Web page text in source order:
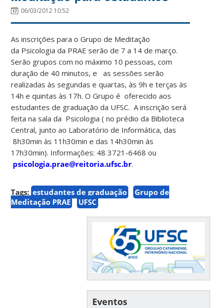
06/03/2012 10:52
As inscrições para o Grupo de Meditação
da Psicologia da PRAE serão de 7 a 14 de março.
Serão grupos com no máximo 10 pessoas, com
duração de 40 minutos, e as sessões serão
realizadas às segundas e quartas, às 9h e terças às
14h e quintas às 17h. O Grupo é oferecido aos
estudantes de graduação da UFSC. A inscrição será
feita na sala da Psicologia ( no prédio da Biblioteca
Central, junto ao Laboratório de Informática, das
8h30min às 11h30min e das 14h30min às
17h30min). Informações: 48 3721-6468 ou
psicologia.prae@reitoria.ufsc.br.
Tags: estudantes de graduação
Grupo de
Meditação PRAE
UFSC
Eventos